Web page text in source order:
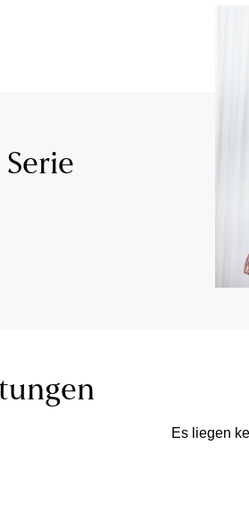
Es liegen